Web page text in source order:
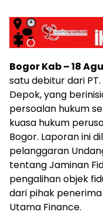
Bogor Kab – 18
satu debitur dari
Depok, yang
persoalan hukum
kuasa hukum
Bogor. Laporan ini
pelanggaran
tentang Jaminan
pengalihan objek
dari pihak penerima
Utama Finance.